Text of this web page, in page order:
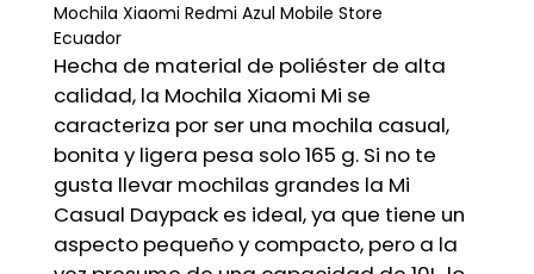
Mochila Xiaomi Redmi Azul Mobile Store
Ecuador
Hecha de material de poliéster de alta
calidad, la Mochila Xiaomi Mi se
caracteriza por ser una mochila casual,
bonita y ligera pesa solo 165 g. Si no te
gusta llevar mochilas grandes la Mi
Casual Daypack es ideal, ya que tiene un
aspecto pequeño y compacto, pero a la